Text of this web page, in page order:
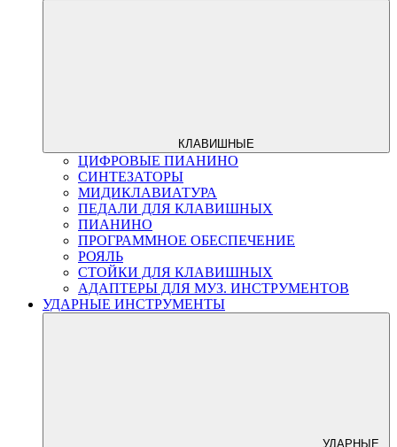
КЛАВИШНЫЕ
ЦИФРОВЫЕ ПИАНИНО
СИНТЕЗАТОРЫ
МИДИКЛАВИАТУРА
ПЕДАЛИ ДЛЯ КЛАВИШНЫХ
ПИАНИНО
ПРОГРАММНОЕ ОБЕСПЕЧЕНИЕ
РОЯЛЬ
СТОЙКИ ДЛЯ КЛАВИШНЫХ
АДАПТЕРЫ ДЛЯ МУЗ. ИНСТРУМЕНТОВ
УДАРНЫЕ ИНСТРУМЕНТЫ
УДАРНЫЕ